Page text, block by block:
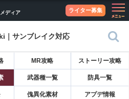
ディア
ライター募集
｜サンブレイク対応
MR攻略 ストーリー攻略
武器種一覧 防具一覧
傀異化素材 アプデ情報